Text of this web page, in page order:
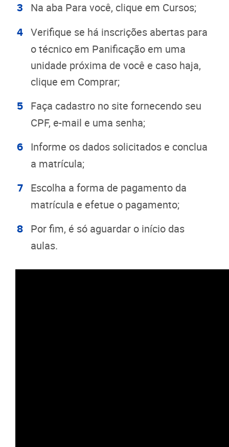
Na aba Para você, clique em Cursos;
Verifique se há inscrições abertas para
o técnico em Panificação em uma
unidade próxima de você e caso haja,
clique em Comprar;
Faça cadastro no site fornecendo seu
CPF, e-mail e uma senha;
Informe os dados solicitados e conclua
a matrícula;
Escolha a forma de pagamento da
matrícula e efetue o pagamento;
Por fim, é só aguardar o início das
aulas.